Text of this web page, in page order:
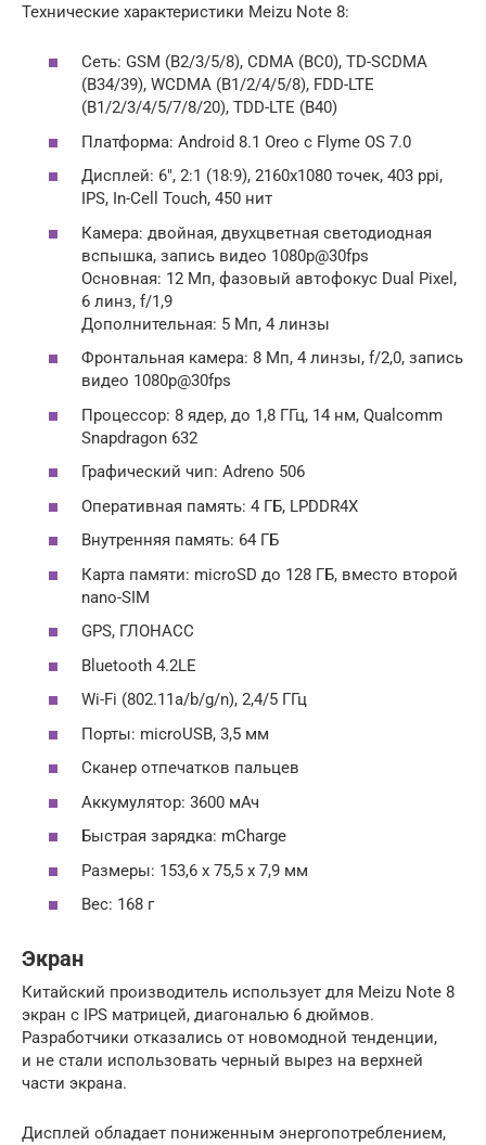
Технические характеристики Meizu Note 8:
Сеть: GSM (B2/3/5/8), CDMA (BC0), TD-SCDMA
(B34/39), WCDMA (B1/2/4/5/8), FDD-LTE
(B1/2/3/4/5/7/8/20), TDD-LTE (B40)
Платформа: Android 8.1 Oreo с Flyme OS 7.0
Дисплей: 6″, 2:1 (18:9), 2160х1080 точек, 403 ppi,
IPS, In-Cell Touch, 450 нит
Камера: двойная, двухцветная светодиодная
вспышка, запись видео 1080p@30fps
Основная: 12 Мп, фазовый автофокус Dual Pixel,
6 линз, f/1,9
Дополнительная: 5 Мп, 4 линзы
Фронтальная камера: 8 Мп, 4 линзы, f/2,0, запись
видео 1080p@30fps
Процессор: 8 ядер, до 1,8 ГГц, 14 нм, Qualcomm
Snapdragon 632
Графический чип: Adreno 506
Оперативная память: 4 ГБ, LPDDR4X
Внутренняя память: 64 ГБ
Карта памяти: microSD до 128 ГБ, вместо второй
nano-SIM
GPS, ГЛОНАСС
Bluetooth 4.2LE
Wi-Fi (802.11a/b/g/n), 2,4/5 ГГц
Порты: microUSB, 3,5 мм
Сканер отпечатков пальцев
Аккумулятор: 3600 мАч
Быстрая зарядка: mCharge
Размеры: 153,6 х 75,5 х 7,9 мм
Вес: 168 г
Экран
Китайский производитель использует для Meizu Note 8
экран с IPS матрицей, диагональю 6 дюймов.
Разработчики отказались от новомодной тенденции,
и не стали использовать черный вырез на верхней
части экрана.
Дисплей обладает пониженным энергопотреблением,